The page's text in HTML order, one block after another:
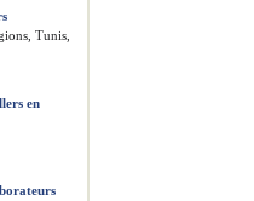
Tunis,
en